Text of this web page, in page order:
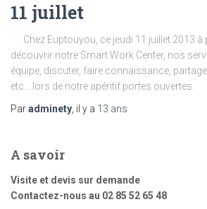
11 juillet
Chez Euptouyou, ce jeudi 11 juillet 2013 à
découvrir notre Smart Work Center, nos
équipe, discuter, faire connaissance,
etc… lors de notre apéritif portes ouvertes.
Paradminety , il y a 13 ans
A savoir
Visite et devis sur demande
Contactez-nous au 02 85 52 65 48